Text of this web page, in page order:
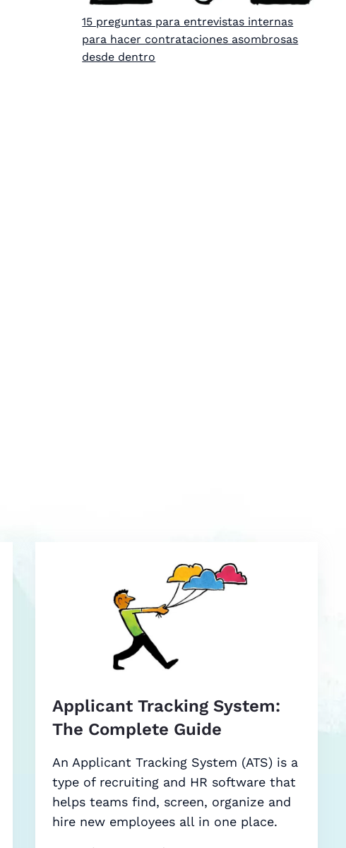
15 preguntas para entrevistas internas
para hacer contrataciones asombrosas
desde dentro
Applicant Tracking System:
The Complete Guide
An Applicant Tracking System (ATS) is a
type of recruiting and HR software that
helps teams find, screen, organize and
hire new employees all in one place.